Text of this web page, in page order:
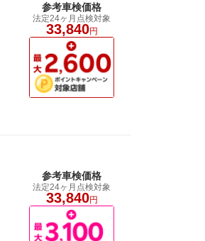
参考車検価格
法定24ヶ月点検対象
33,840円
参考車検価格
法定24ヶ月点検対象
33,840円